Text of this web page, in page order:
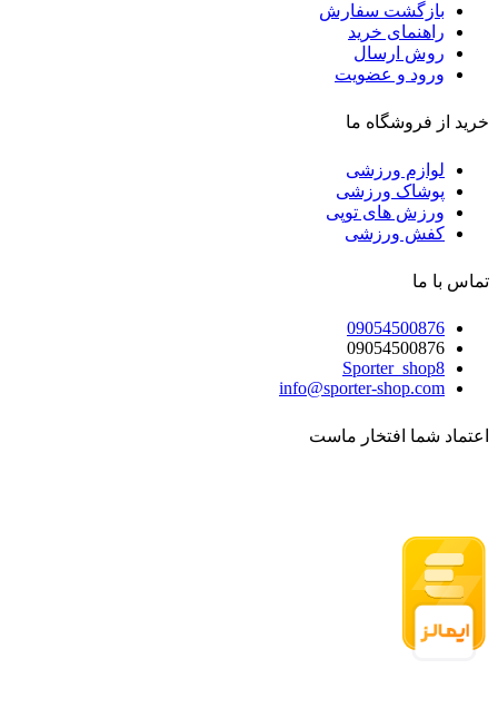
بازگشت سفارش
راهنمای خرید
روش ارسال
ورود و عضویت
خرید از فروشگاه ما
لوازم ورزشی
پوشاک ورزشی
ورزش های توپی
کفش ورزشی
تماس با ما
09054500876
09054500876
Sporter_shop8
info@sporter-shop.com
اعتماد شما افتخار ماست